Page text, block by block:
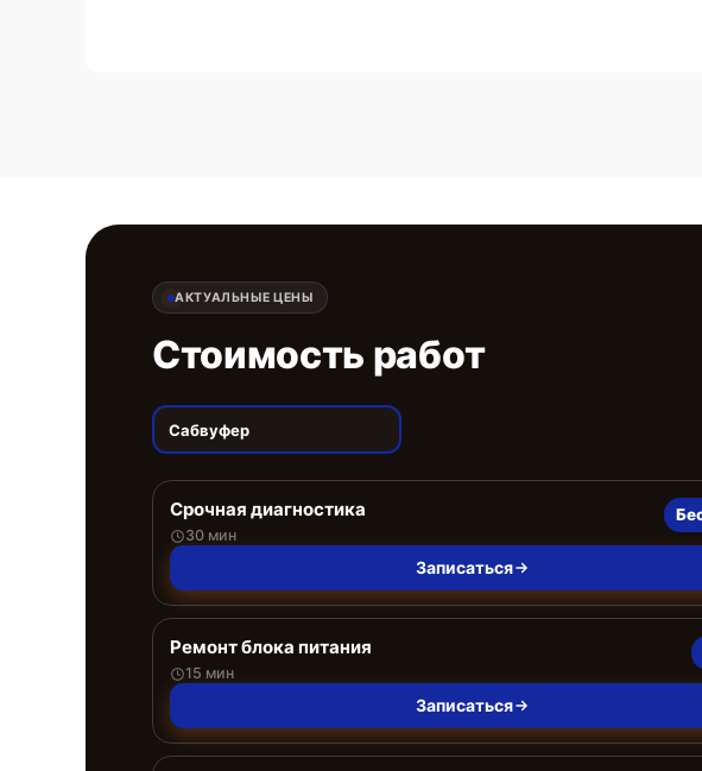
АКТУАЛЬНЫЕ ЦЕНЫ
Стоимость работ
Сабвуфер
Срочная диагностика
30 мин
Записаться
Ремонт блока питания
15 мин
Записаться